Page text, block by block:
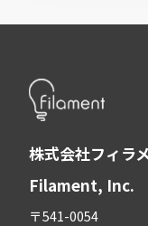
株式会社フィラ
Filament, Inc.
〒541-0054